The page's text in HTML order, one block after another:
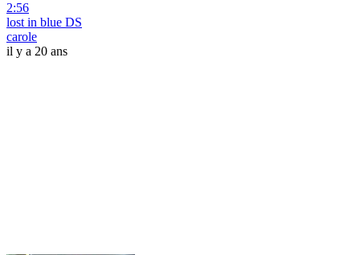
2:56
lost in blue DS
carole
il y a 20 ans